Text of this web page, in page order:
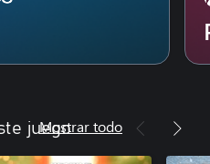
juego
Mostrar todo